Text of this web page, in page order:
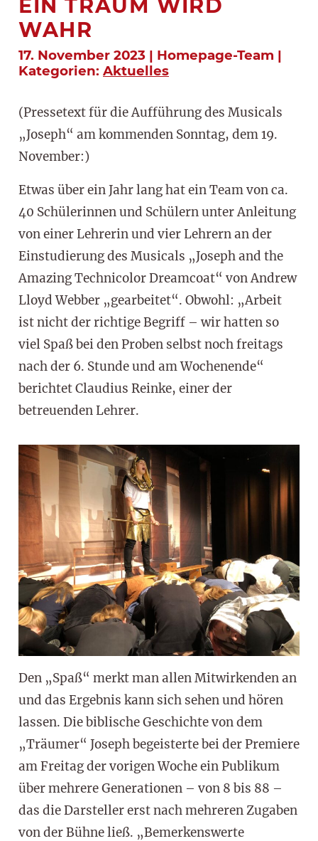
EIN TRAUM WIRD
WAHR
17. November 2023 | Homepage-Team |
Kategorien: Aktuelles
(Pressetext für die Aufführung des Musicals
„Joseph“ am kommenden Sonntag, dem 19.
November:)
Etwas über ein Jahr lang hat ein Team von ca.
40 Schülerinnen und Schülern unter Anleitung
von einer Lehrerin und vier Lehrern an der
Einstudierung des Musicals „Joseph and the
Amazing Technicolor Dreamcoat“ von Andrew
Lloyd Webber „gearbeitet“. Obwohl: „Arbeit
ist nicht der richtige Begriff – wir hatten so
viel Spaß bei den Proben selbst noch freitags
nach der 6. Stunde und am Wochenende“
berichtet Claudius Reinke, einer der
betreuenden Lehrer.
Den „Spaß“ merkt man allen Mitwirkenden an
und das Ergebnis kann sich sehen und hören
lassen. Die biblische Geschichte von dem
„Träumer“ Joseph begeisterte bei der Premiere
am Freitag der vorigen Woche ein Publikum
über mehrere Generationen – von 8 bis 88 –
das die Darsteller erst nach mehreren Zugaben
von der Bühne ließ. „Bemerkenswerte